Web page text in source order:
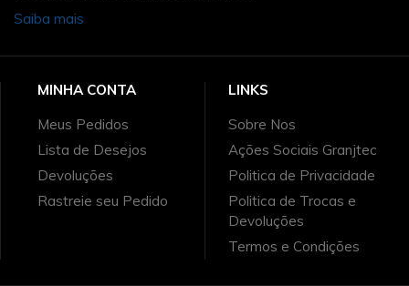
Saiba mais
MINHA CONTA
Meus Pedidos
Lista de Desejos
Devoluções
Rastreie seu Pedido
LINKS
Sobre Nos
Ações Sociais Granjtec
Politica de Privacidade
Politica de Trocas e
Devoluções
Termos e Condições